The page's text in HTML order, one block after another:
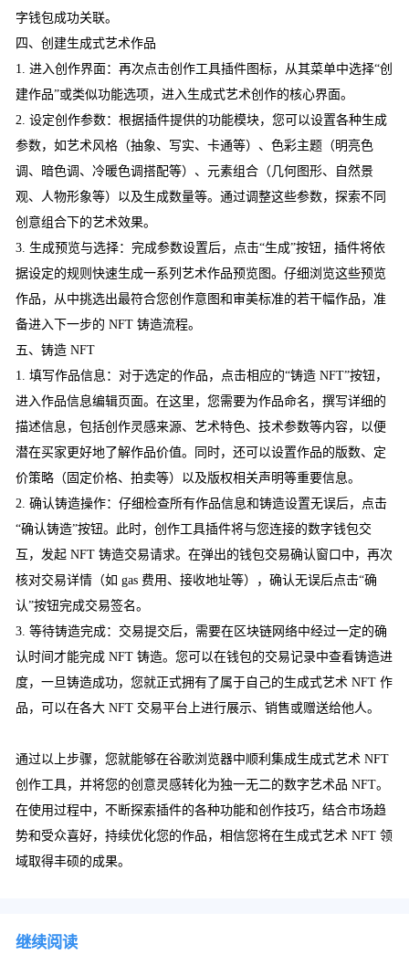
字钱包成功关联。
四、创建生成式艺术作品
1. 进入创作界面：再次点击创作工具插件图标，从其菜单中选择“创
建作品”或类似功能选项，进入生成式艺术创作的核心界面。
2. 设定创作参数：根据插件提供的功能模块，您可以设置各种生成
参数，如艺术风格（抽象、写实、卡通等）、色彩主题（明亮色
调、暗色调、冷暖色调搭配等）、元素组合（几何图形、自然景
观、人物形象等）以及生成数量等。通过调整这些参数，探索不同
创意组合下的艺术效果。
3. 生成预览与选择：完成参数设置后，点击“生成”按钮，插件将依
据设定的规则快速生成一系列艺术作品预览图。仔细浏览这些预览
作品，从中挑选出最符合您创作意图和审美标准的若干幅作品，准
备进入下一步的 NFT 铸造流程。
五、铸造 NFT
1. 填写作品信息：对于选定的作品，点击相应的“铸造 NFT”按钮，
进入作品信息编辑页面。在这里，您需要为作品命名，撰写详细的
描述信息，包括创作灵感来源、艺术特色、技术参数等内容，以便
潜在买家更好地了解作品价值。同时，还可以设置作品的版数、定
价策略（固定价格、拍卖等）以及版权相关声明等重要信息。
2. 确认铸造操作：仔细检查所有作品信息和铸造设置无误后，点击
“确认铸造”按钮。此时，创作工具插件将与您连接的数字钱包交
互，发起 NFT 铸造交易请求。在弹出的钱包交易确认窗口中，再次
核对交易详情（如 gas 费用、接收地址等），确认无误后点击“确
认”按钮完成交易签名。
3. 等待铸造完成：交易提交后，需要在区块链网络中经过一定的确
认时间才能完成 NFT 铸造。您可以在钱包的交易记录中查看铸造进
度，一旦铸造成功，您就正式拥有了属于自己的生成式艺术 NFT 作
品，可以在各大 NFT 交易平台上进行展示、销售或赠送给他人。
通过以上步骤，您就能够在谷歌浏览器中顺利集成生成式艺术 NFT
创作工具，并将您的创意灵感转化为独一无二的数字艺术品 NFT。
在使用过程中，不断探索插件的各种功能和创作技巧，结合市场趋
势和受众喜好，持续优化您的作品，相信您将在生成式艺术 NFT 领
域取得丰硕的成果。
继续阅读